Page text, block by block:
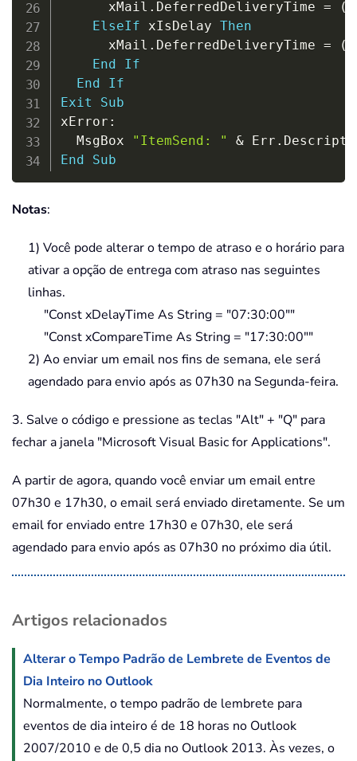
      xMail
. DeferredDeliveryTime = (
ElseIf xIsDelay Then
      xMail
. DeferredDeliveryTime = (
End
If
End
If
Exit
Sub
xError :
  MsgBox
"ItemSend: " & Err .
End
Sub
Notas:
1) Você pode alterar o tempo de atraso e o horário para
ativar a opção de entrega com atraso nas seguintes
linhas.
"Const xDelayTime As String = "07:30:00""
"Const xCompareTime As String = "17:30:00""
2) Ao enviar um email nos fins de semana, ele será
agendado para envio após as 07h30 na Segunda-feira.
3. Salve o código e pressione as teclas "Alt" + "Q" para
fechar a janela "Microsoft Visual Basic for Applications".
A partir de agora, quando você enviar um email entre
07h30 e 17h30, o email será enviado diretamente. Se um
email for enviado entre 17h30 e 07h30, ele será
agendado para envio após as 07h30 no próximo dia útil.
Artigos relacionados
Alterar o Tempo Padrão de Lembrete de Eventos de
Dia Inteiro no Outlook
Normalmente, o tempo padrão de lembrete para
eventos de dia inteiro é de 18 horas no Outlook
2007/2010 e de 0,5 dia no Outlook 2013. Às vezes, o